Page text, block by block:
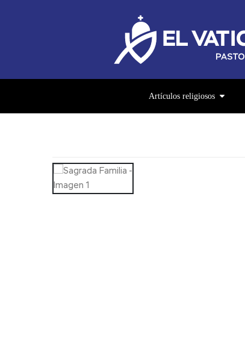
Artículos religiosos